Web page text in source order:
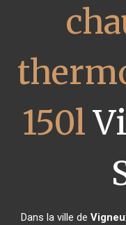
150l
Dans la ville de